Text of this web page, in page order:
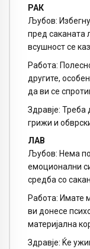
РАК
Љубов:
пред саканата
всушност се
Работа:
другите,
да ви се
Здравје: Треба
грижи и
ЛАВ
Љубов: Нема
емоционални
средба со
Работа: Имате
ви донесе
материјална
Здравје: Ќе